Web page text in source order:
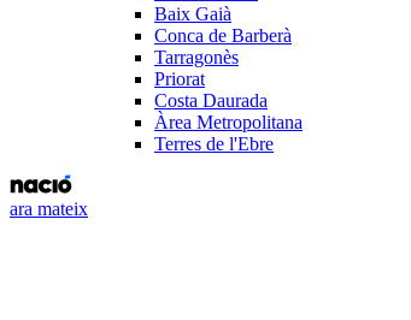
Baix Gaià
Conca de Barberà
Tarragonès
Priorat
Costa Daurada
Àrea Metropolitana
Terres de l'Ebre
ara mateix